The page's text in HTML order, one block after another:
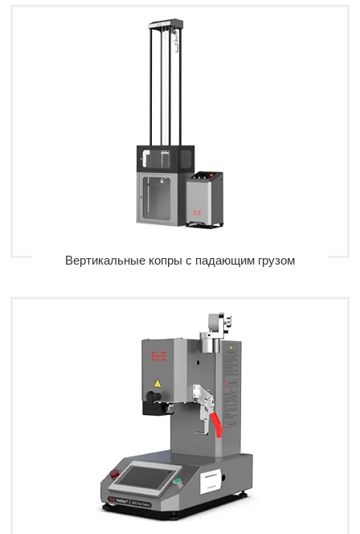
Вертикальные копры с падающим грузом